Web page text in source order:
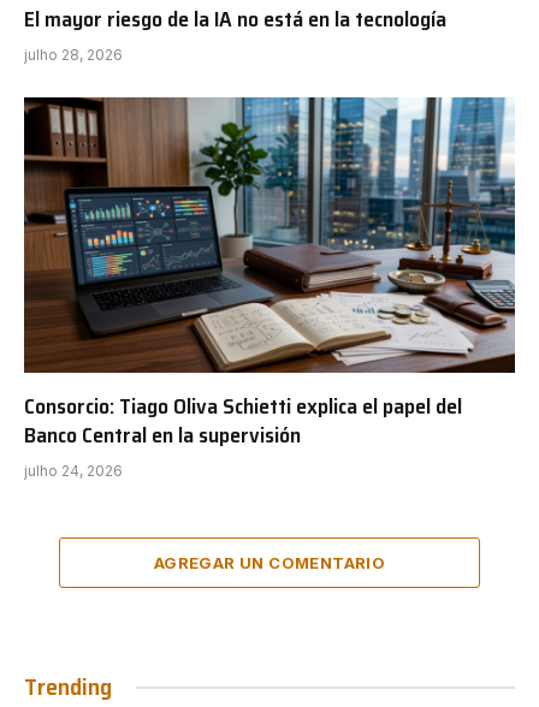
El mayor riesgo de la IA no está en la tecnología
julho 28, 2026
Consorcio: Tiago Oliva Schietti explica el papel del
Banco Central en la supervisión
julho 24, 2026
AGREGAR UN COMENTARIO
Trending